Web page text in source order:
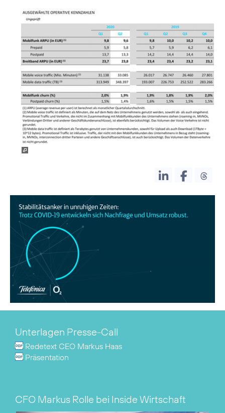
Unterlagen Presse-Call
Redetext CEO Markus Haas
Präsentation
CFO Markus Rolle bei Inside Wirtschaft